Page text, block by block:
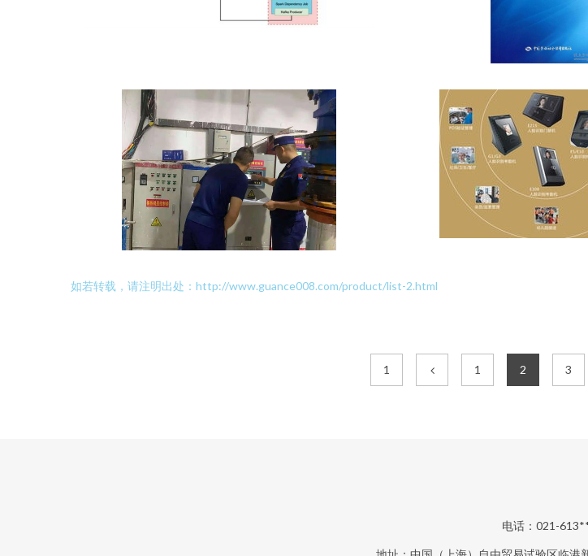
如若转载，请注明出处：http://www.guance008.com/product/list-2.html
1 1 2 3
电话：021-